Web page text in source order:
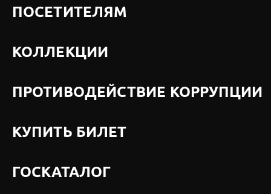
ПОСЕТИТЕЛЯМ
КОЛЛЕКЦИИ
ПРОТИВОДЕЙСТВИЕ КОРРУПЦИИ
КУПИТЬ БИЛЕТ
ГОСКАТАЛОГ